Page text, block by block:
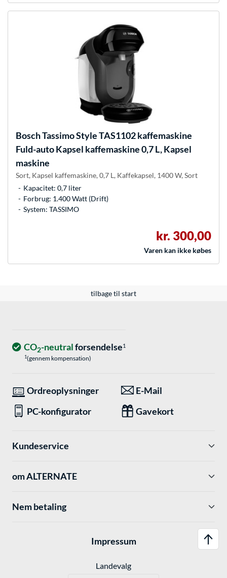
BoschTassimo Style TAS1102 kaffemaskine
Fuld-auto Kapsel kaffemaskine 0,7 L, Kapsel
maskine
Sort, Kapsel kaffemaskine, 0,7 L, Kaffekapsel, 1400 W, Sort
Kapacitet: 0,7 liter
Forbrug: 1.400 Watt (Drift)
System: TASSIMO
kr. 300,00
Varen kan ikke købes
tilbage til start
CO2-neutralforsendelse1
1(gennem kompensation)
Ordreoplysninger
E-Mail
PC-konfigurator
Gavekort
Kundeservice
om ALTERNATE
Nem betaling
Impressum
Landevalg